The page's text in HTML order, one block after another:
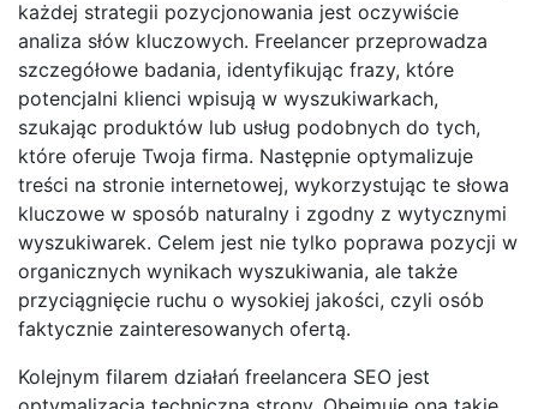
każdej strategii pozycjonowania jest oczywiście
analiza słów kluczowych. Freelancer przeprowadza
szczegółowe badania, identyfikując frazy, które
potencjalni klienci wpisują w wyszukiwarkach,
szukając produktów lub usług podobnych do tych,
które oferuje Twoja firma. Następnie optymalizuje
treści na stronie internetowej, wykorzystując te słowa
kluczowe w sposób naturalny i zgodny z wytycznymi
wyszukiwarek. Celem jest nie tylko poprawa pozycji w
organicznych wynikach wyszukiwania, ale także
przyciągnięcie ruchu o wysokiej jakości, czyli osób
faktycznie zainteresowanych ofertą.
Kolejnym filarem działań freelancera SEO jest